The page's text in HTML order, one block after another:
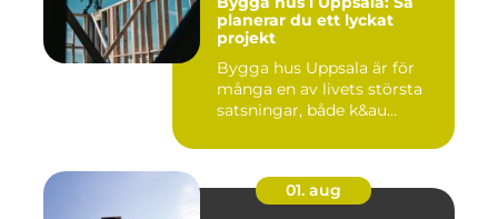
planerar du ett lyckat
projekt
Bygga hus Uppsala är för
många en av livets största
satsningar, både k&au...
01. aug